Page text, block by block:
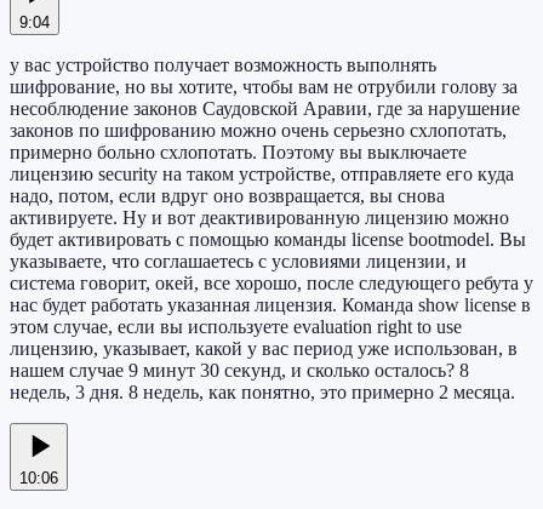
9:04
у вас устройство получает возможность выполнять
шифрование, но вы хотите, чтобы вам не отрубили голову за
несоблюдение законов Саудовской Аравии, где за нарушение
законов по шифрованию можно очень серьезно схлопотать,
примерно больно схлопотать. Поэтому вы выключаете
лицензию security на таком устройстве, отправляете его куда
надо, потом, если вдруг оно возвращается, вы снова
активируете. Ну и вот деактивированную лицензию можно
будет активировать с помощью команды license bootmodel. Вы
указываете, что соглашаетесь с условиями лицензии, и
система говорит, окей, все хорошо, после следующего ребута у
нас будет работать указанная лицензия. Команда show license в
этом случае, если вы используете evaluation right to use
лицензию, указывает, какой у вас период уже использован, в
нашем случае 9 минут 30 секунд, и сколько осталось? 8
недель, 3 дня. 8 недель, как понятно, это примерно 2 месяца.
10:06